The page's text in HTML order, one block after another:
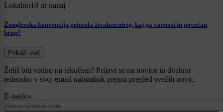
Lokalno10 ur nazaj
Žonglerska konvencija prinesla živahen utrip, kaj pa varnost in povečan
hrup?
Prikaži več
Želiš biti vedno na tekočem? Prijavi se na novice in dvakrat
tedensko v svoj email nabiralnik prejmi pregled svežih novic.
E-naslov